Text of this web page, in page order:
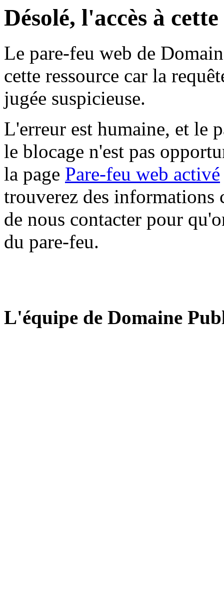
Désolé, l'accès à
Le pare-feu web de
cette ressource car la
jugée suspicieuse.
L'erreur est humaine, et le
le blocage n'est pas
la page Pare-feu web activé
trouverez des informations
de nous contacter pour
du pare-feu.
L'équipe de Domaine